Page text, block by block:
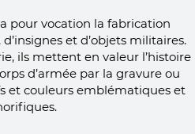
pour vocation la fabrication
et d’objets militaires.
ils mettent en valeur l’histoire
d’armée par la gravure ou
et couleurs emblématiques et